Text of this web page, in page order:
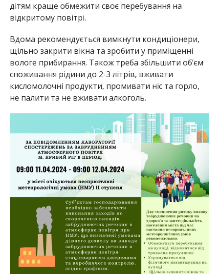
дітям краще обмежити своє перебування на
відкритому повітрі.
Вдома рекомендується вимкнути кондиціонери,
щільно закрити вікна та зробити у приміщенні
вологе прибирання. Також треба збільшити об’єм
споживання рідини до 2-3 літрів, вживати
кисломолочні продукти, промивати ніс та горло,
не палити та не вживати алкоголь.